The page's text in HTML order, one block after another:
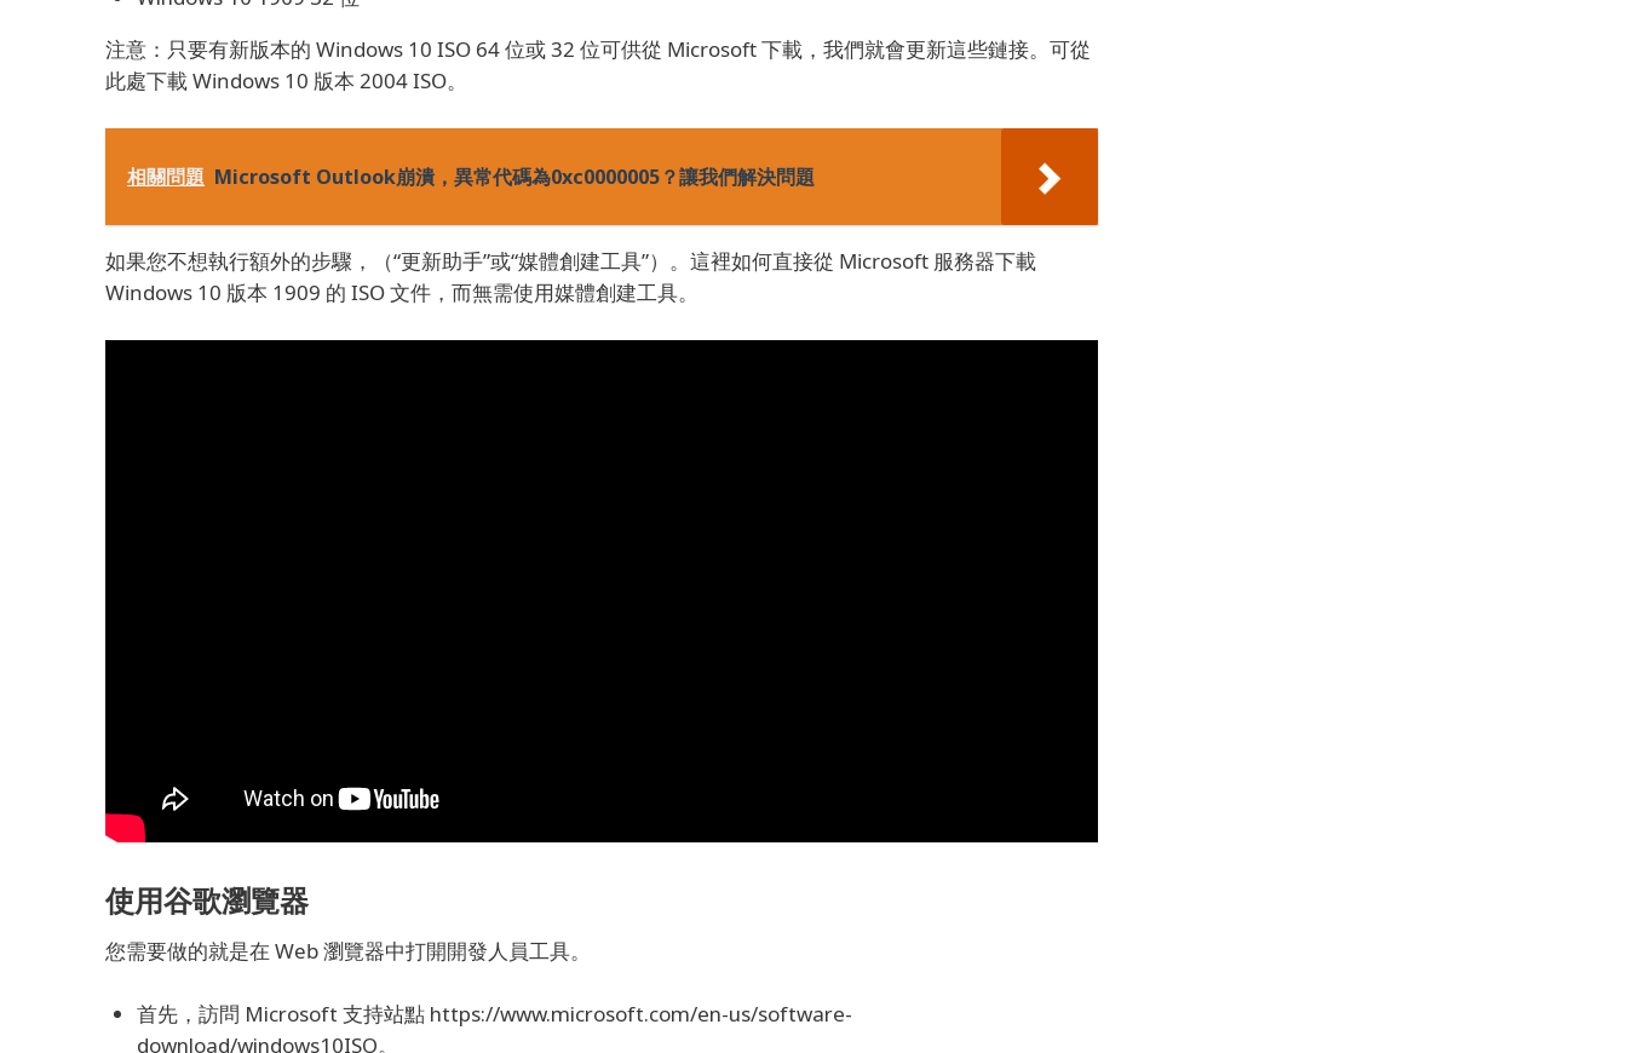
注意：只要有新版本的 Windows 10 ISO 64 位或 32 位可供從 Microsoft 下載，我們就會更新這些鏈接。 可從
此處下載 Windows 10 版本 2004 ISO。
相關問題 Microsoft Outlook崩潰，異常代碼為0xc0000005？讓我們解決問題
如果您不想執行額外的步驟，（“更新助手”或“媒體創建工具”）。 這裡如何直接從 Microsoft 服務器下載
Windows 10 版本 1909 的 ISO 文件，而無需使用媒體創建工具。
使用谷歌瀏覽器
您需要做的就是在 Web 瀏覽器中打開開發人員工具。
首先，訪問 Microsoft 支持站點 https://www.microsoft.com/en-us/software-
download/windows10ISO。